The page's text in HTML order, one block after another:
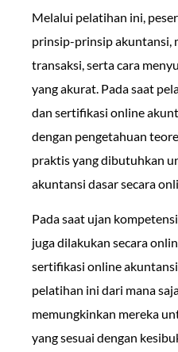
Melalui pelatihan ini,
prinsip-prinsip akuntansi,
transaksi, serta cara
yang akurat. Pada saat
dan sertifikasi online
dengan pengetahuan
praktis yang dibutuhkan
akuntansi dasar secara
Pada saat ujan
juga dilakukan secara
sertifikasi online
pelatihan ini dari mana
memungkinkan mereka
yang sesuai dengan